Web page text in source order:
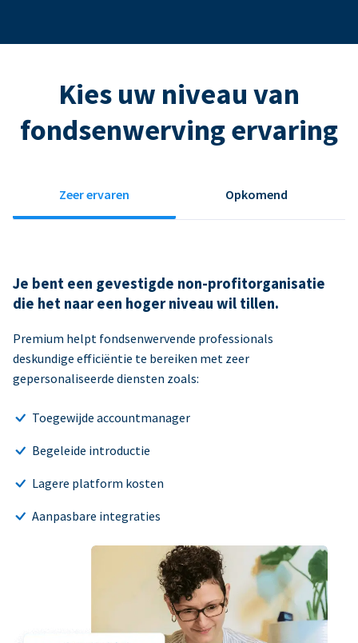
Kies uw niveau van
fondsenwerving ervaring
Zeer ervaren Opkomend
Je bent een gevestigde non-profitorganisatie
die het naar een hoger niveau wil tillen.
Premium helpt fondsenwervende professionals
deskundige efficiëntie te bereiken met zeer
gepersonaliseerde diensten zoals:
Toegewijde accountmanager
Begeleide introductie
Lagere platform kosten
Aanpasbare integraties